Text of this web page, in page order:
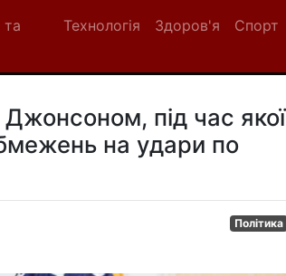
Технологія Здоров'я Спорт
Джонсоном, під час якої
на удари по
Політика